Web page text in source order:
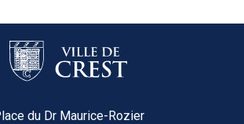
du Dr Maurice-Rozier